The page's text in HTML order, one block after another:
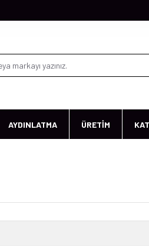
AYDINLATMA ÜRETİM